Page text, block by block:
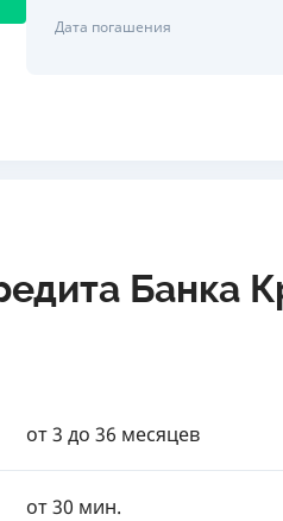
Дата погашения
Банка
от 3 до 36 месяцев
от 30 мин.